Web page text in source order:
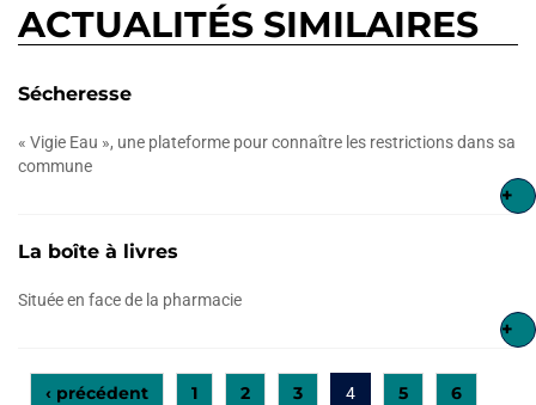
ACTUALITÉS SIMILAIRES
Sécheresse
« Vigie Eau », une plateforme pour connaître les restrictions dans sa
commune
+
La boîte à livres
Située en face de la pharmacie
+
‹ précédent 1 2 3 4 5
6